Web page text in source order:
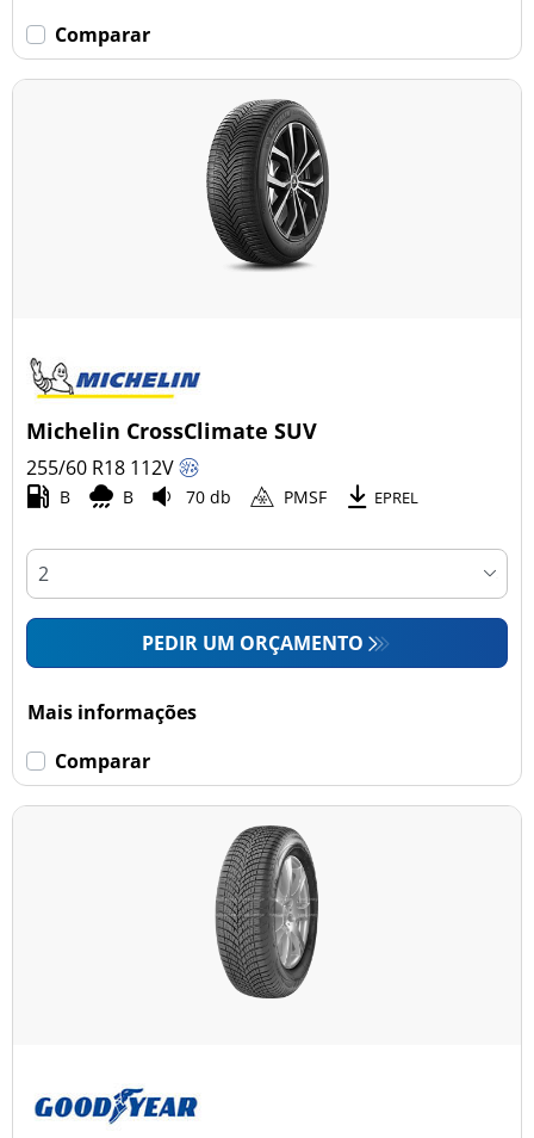
Comparar
Michelin CrossClimate SUV
255/60 R18 112V
B B 70 db PMSF EPREL
PEDIR UM ORÇAMENTO
Mais informações
Comparar